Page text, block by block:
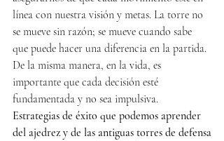
línea con nuestra visión y metas. La torre no
se mueve sin razón; se mueve cuando sabe
que puede hacer una diferencia en la partida.
De la misma manera, en la vida, es
importante que cada decisión esté
fundamentada y no sea impulsiva.
Estrategias de éxito que podemos aprender
del ajedrez y de las antiguas torres de defensa